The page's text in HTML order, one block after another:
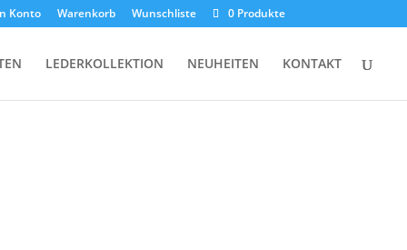
Konto Warenkorb Wunschliste 0 Produkte
LEDERKOLLEKTION NEUHEITEN KONTAKT